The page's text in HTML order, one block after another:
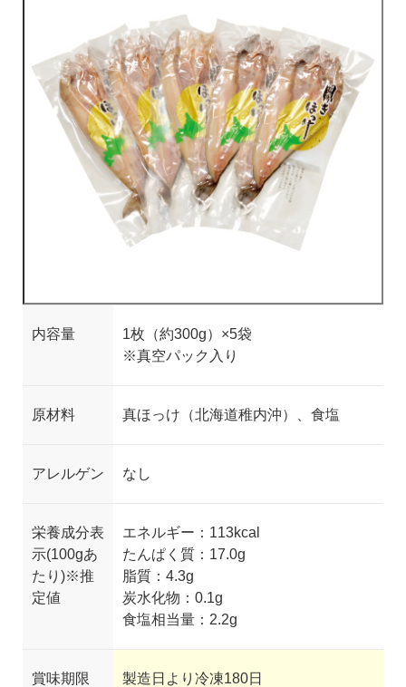
内容量 1枚（約300g）×5袋
※真空パック入り
原材料 真ほっけ（北海道稚内沖）、食塩
アレルゲン なし
栄養成分表
示(100gあ
たり)※推
定値
エネルギー： 113kcal
たんぱく質 ： 17.0g
脂質 ： 4.3g
炭水化物 ： 0.1g
食塩相当量 ： 2.2g
賞味期限 製造日より冷凍180日